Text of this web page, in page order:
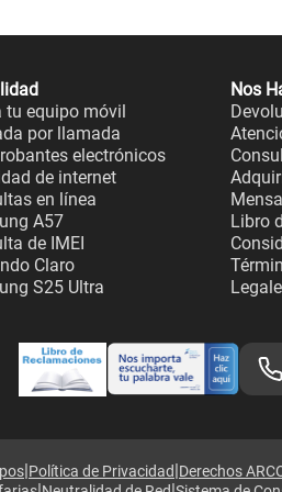
tu equipo móvil
por llamada
electrónicos
de internet
en línea
A57
de IMEI
Claro
S25 Ultra
Nos
Libro
|Política de Privacidad|Derechos